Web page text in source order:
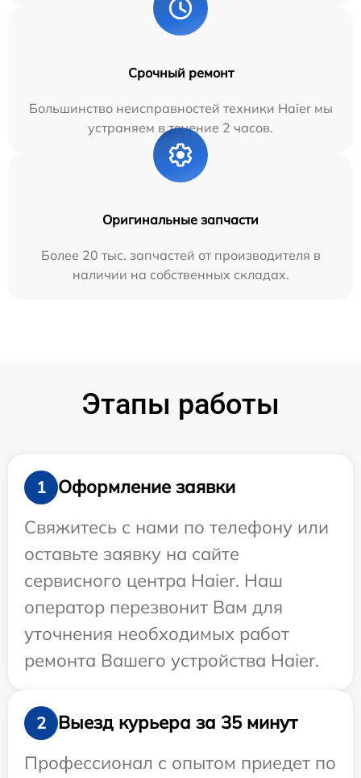
Срочный ремонт
Большинство неисправностей техники Haier мы
устраняем в течение 2 часов.
Оригинальные запчасти
Более 20 тыс. запчастей от производителя в
наличии на собственных складах.
Этапы работы
1
Оформление заявки
Свяжитесь с нами по телефону или
оставьте заявку на сайте
сервисного центра Haier. Наш
оператор перезвонит Вам для
уточнения необходимых работ
ремонта Вашего устройства Haier.
2
Выезд курьера за 35 минут
Профессионал с опытом приедет по